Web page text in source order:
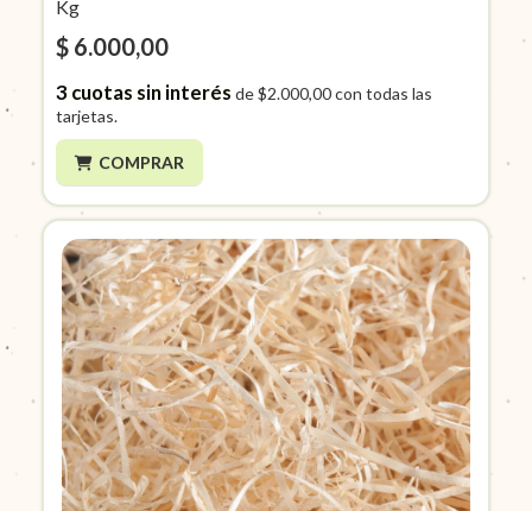
Kg
$ 6.000,00
3cuotas sin interés de$2.000,00con todas las
tarjetas.
COMPRAR